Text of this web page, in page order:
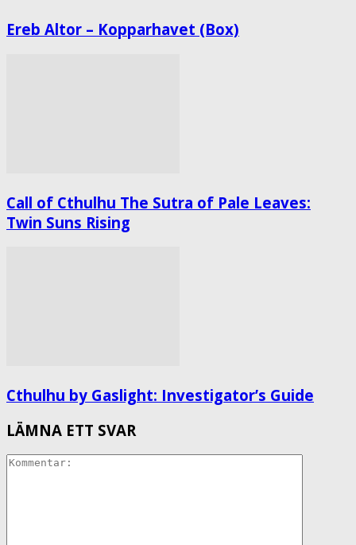
Ereb Altor – Kopparhavet (Box)
Call of Cthulhu The Sutra of Pale Leaves:
Twin Suns Rising
Cthulhu by Gaslight: Investigator’s Guide
LÄMNA ETT SVAR